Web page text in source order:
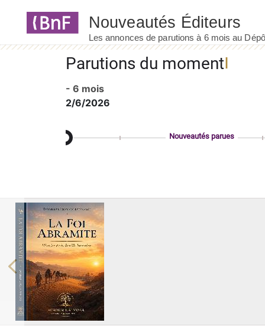
Parutions du moment
- 6 mois
2/6/2026
Nouveautés parues
Previous